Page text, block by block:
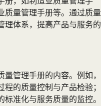
质量管理手册等。通过质量
理体系，提高产品与服务的
管理手册的内容。例如，
的质量控制与产品检验；
准化与服务质量的监控。